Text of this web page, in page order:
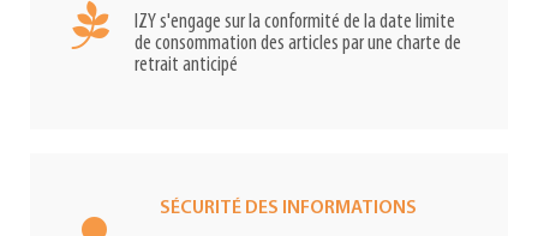
IZY s'engage sur la conformité de la date limite
de consommation des articles par une charte de
retrait anticipé
SÉCURITÉ DES INFORMATIONS